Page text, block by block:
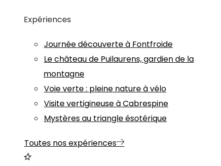
Expériences
Journée découverte à Fontfroide
Le château de Puilaurens, gardien de la
montagne
Voie verte : pleine nature à vélo
Visite vertigineuse à Cabrespine
Mystères au triangle ésotérique
Toutes nos expériences